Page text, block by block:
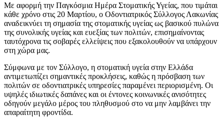
Με αφορμή την Παγκόσμια Ημέρα Στοματικής Υγείας, που τιμάται
κάθε χρόνο στις 20 Μαρτίου, ο Οδοντιατρικός Σύλλογος Λακωνίας
αναδεικνύει τη σημασία της στοματικής υγείας ως βασικού πυλώνα
της συνολικής υγείας και ευεξίας των πολιτών, επισημαίνοντας
ταυτόχρονα τις σοβαρές ελλείψεις που εξακολουθούν να υπάρχουν
στη χώρα μας.
Σύμφωνα με τον Σύλλογο, η στοματική υγεία στην Ελλάδα
αντιμετωπίζει σημαντικές προκλήσεις, καθώς η πρόσβαση των
πολιτών σε οδοντιατρικές υπηρεσίες παραμένει περιορισμένη. Οι
υψηλές ιδιωτικές δαπάνες και οι έντονες κοινωνικές ανισότητες
οδηγούν μεγάλο μέρος του πληθυσμού στο να μην λαμβάνει την
απαραίτητη φροντίδα.